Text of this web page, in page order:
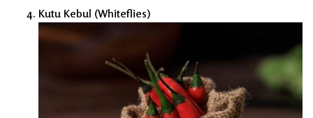
Kutu Kebul (Whiteflies)